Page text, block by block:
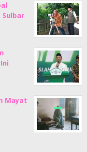
Sulbar
Mayat